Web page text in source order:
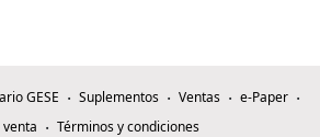
GESE Suplementos Ventas
e-Paper
venta
Términos y condiciones